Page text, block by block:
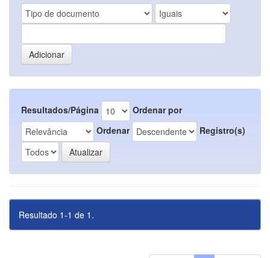
Resultados/Página
Ordenar por
Ordenar
Registro(s)
Resultado 1-1 de 1.